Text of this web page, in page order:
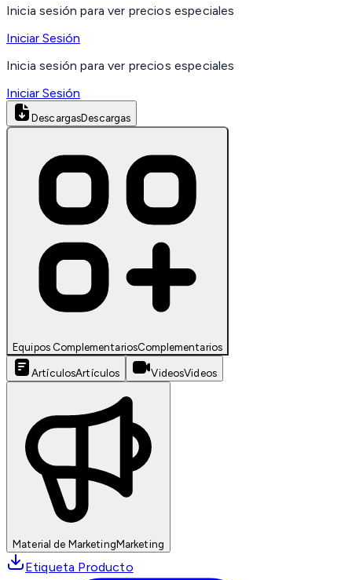
Inicia sesión para ver precios especiales
Iniciar Sesión
Inicia sesión para ver precios especiales
Iniciar Sesión
DescargasDescargas
Equipos ComplementariosComplementarios
ArtículosArtículos VideosVideos
Material de MarketingMarketing
Etiqueta Producto